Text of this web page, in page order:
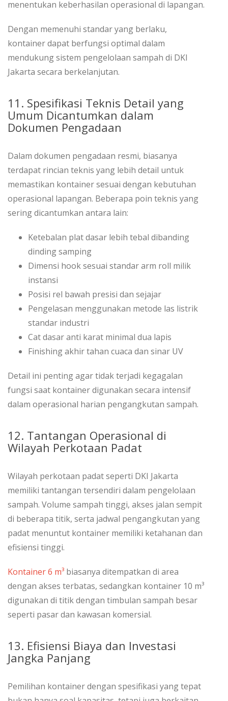
menentukan keberhasilan operasional di lapangan.
Dengan memenuhi standar yang berlaku,
kontainer dapat berfungsi optimal dalam
mendukung sistem pengelolaan sampah di DKI
Jakarta secara berkelanjutan.
11. Spesifikasi Teknis Detail yang
Umum Dicantumkan dalam
Dokumen Pengadaan
Dalam dokumen pengadaan resmi, biasanya
terdapat rincian teknis yang lebih detail untuk
memastikan kontainer sesuai dengan kebutuhan
operasional lapangan. Beberapa poin teknis yang
sering dicantumkan antara lain:
Ketebalan plat dasar lebih tebal dibanding
dinding samping
Dimensi hook sesuai standar arm roll milik
instansi
Posisi rel bawah presisi dan sejajar
Pengelasan menggunakan metode las listrik
standar industri
Cat dasar anti karat minimal dua lapis
Finishing akhir tahan cuaca dan sinar UV
Detail ini penting agar tidak terjadi kegagalan
fungsi saat kontainer digunakan secara intensif
dalam operasional harian pengangkutan sampah.
12. Tantangan Operasional di
Wilayah Perkotaan Padat
Wilayah perkotaan padat seperti DKI Jakarta
memiliki tantangan tersendiri dalam pengelolaan
sampah. Volume sampah tinggi, akses jalan sempit
di beberapa titik, serta jadwal pengangkutan yang
padat menuntut kontainer memiliki ketahanan dan
efisiensi tinggi.
Kontainer 6 m³ biasanya ditempatkan di area
dengan akses terbatas, sedangkan kontainer 10 m³
digunakan di titik dengan timbulan sampah besar
seperti pasar dan kawasan komersial.
13. Efisiensi Biaya dan Investasi
Jangka Panjang
Pemilihan kontainer dengan spesifikasi yang tepat